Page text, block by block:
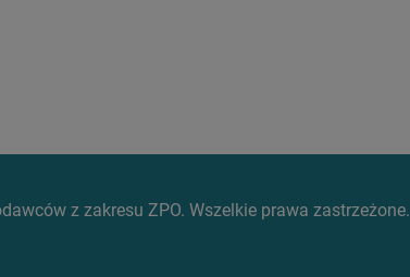
z zakresu ZPO. Wszelkie prawa zastrzeżone.